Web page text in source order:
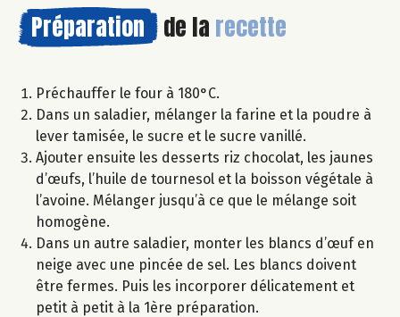
Préparation de la recette
Préchauffer le four à 180°C.
Dans un saladier, mélanger la farine et la poudre à
lever tamisée, le sucre et le sucre vanillé.
Ajouter ensuite les desserts riz chocolat, les jaunes
d’œufs, l’huile de tournesol et la boisson végétale à
l’avoine. Mélanger jusqu’à ce que le mélange soit
homogène.
Dans un autre saladier, monter les blancs d’œuf en
neige avec une pincée de sel. Les blancs doivent
être fermes. Puis les incorporer délicatement et
petit à petit à la 1ère préparation.